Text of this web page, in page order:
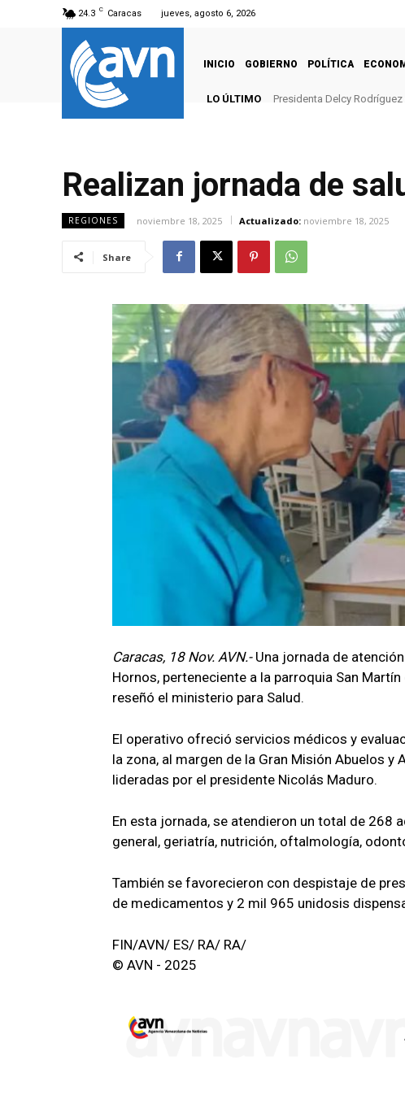
24.3 C Caracas jueves, agosto 6, 2026
INICIO GOBIERNO POLÍTICA
LO ÚLTIMO Presidenta Delcy
Realizan jornada de
REGIONES noviembre 18, 2025 Actualizado: noviembre 18, 2025
Share
Caracas, 18 Nov. AVN.- Una jornada de
Hornos, perteneciente a la parroquia San
reseñó el ministerio para Salud.
El operativo ofreció servicios médicos y
la zona, al margen de la Gran Misión Abuelos
lideradas por el presidente Nicolás Maduro.
En esta jornada, se atendieron un total de 268
general, geriatría, nutrición, oftalmología,
También se favorecieron con despistaje de
de medicamentos y 2 mil 965 unidosis
FIN/AVN/ ES/ RA/ RA/
© AVN - 2025